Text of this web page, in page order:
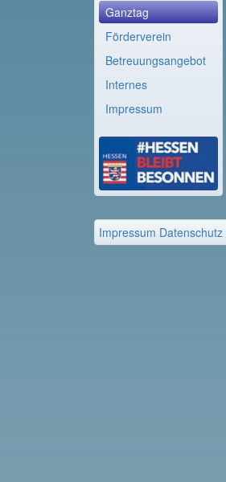
Ganztag
Förderverein
Betreuungsangebot
Internes
Impressum
Impressum Datenschutz